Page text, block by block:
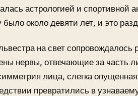
астрологией и спортивной
было около девяти лет, и это
на свет сопровождалось
нервы, отвечающие за часть
лица, слегка
превратились в